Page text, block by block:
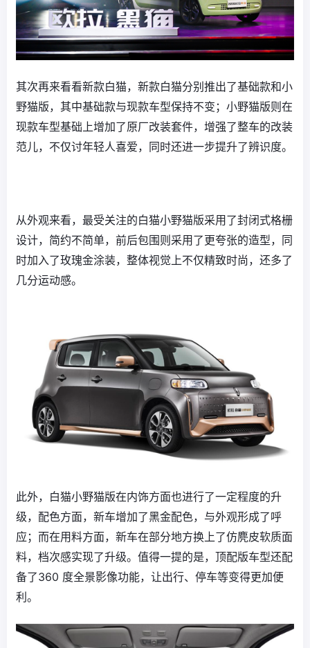
其次再来看看新款白猫，新款白猫分别推出了基础款和小
野猫版，其中基础款与现款车型保持不变；小野猫版则在
现款车型基础上增加了原厂改装套件，增强了整车的改装
范儿，不仅讨年轻人喜爱，同时还进一步提升了辨识度。
从外观来看，最受关注的白猫小野猫版采用了封闭式格栅
设计，简约不简单，前后包围则采用了更夸张的造型，同
时加入了玫瑰金涂装，整体视觉上不仅精致时尚，还多了
几分运动感。
此外，白猫小野猫版在内饰方面也进行了一定程度的升
级，配色方面，新车增加了黑金配色，与外观形成了呼
应；而在用料方面，新车在部分地方换上了仿麂皮软质面
料，档次感实现了升级。值得一提的是，顶配版车型还配
备了360 度全景影像功能，让出行、停车等变得更加便
利。